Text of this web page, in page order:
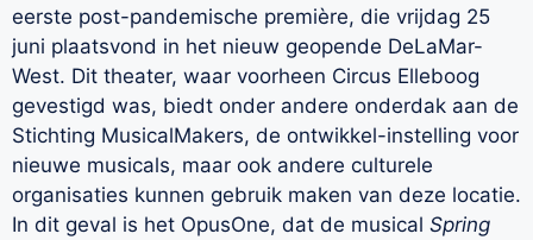
eerste post-pandemische première, die vrijdag 25
juni plaatsvond in het nieuw geopende DeLaMar-
West. Dit theater, waar voorheen Circus Elleboog
gevestigd was, biedt onder andere onderdak aan de
Stichting MusicalMakers, de ontwikkel-instelling voor
nieuwe musicals, maar ook andere culturele
organisaties kunnen gebruik maken van deze locatie.
In dit geval is het OpusOne, dat de musical Spring